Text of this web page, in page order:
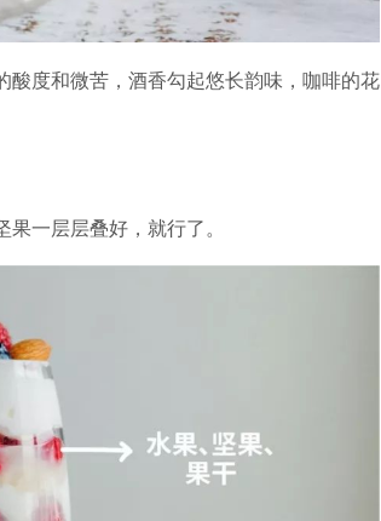
度和微苦，酒香勾起悠长韵味，咖啡的花
一层层叠好，就行了。